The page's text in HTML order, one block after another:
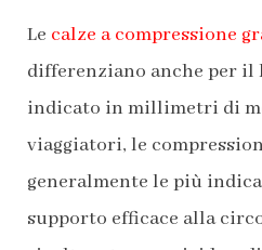
Le calze a compressione
differenziano anche per il
indicato in millimetri di
viaggiatori, le
generalmente le più
supporto efficace alla